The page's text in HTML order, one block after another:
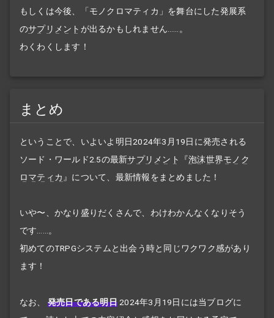
もしくは今後、「モノクロマティカ」を舞台にした発展系
のサプリメント が出るかもしれません……。
わくわくします！
まとめ
ということで、いよいよ明日2024年3月19日に発売される
ソード・ワールド2.5の最新サプリメント 『泡沫世界モノク
ロマティカ 』について、最新情報をまとめました！
いや〜、かなり盛りだくさんで、わけわかんなくなりそう
です……。
初めてのTRPGシステムと出会う時と同じワクワク感があり
ます！
なお、 発売日である明日 2024年3月19日には当ブログに